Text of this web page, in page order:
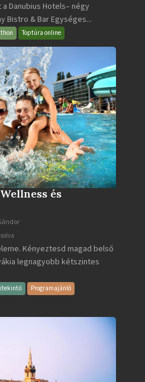
Danubius Hotels– négy
Bistro & Bar Egységes...
Toptúra online
és
Kényeztesd magad belső
legnagyobb kétszintes
Programajánló